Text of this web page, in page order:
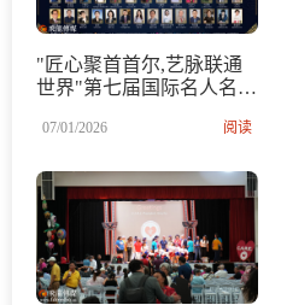
"匠心聚首首尔,艺脉联通
世界"第七届国际名人名匠
韩民国国会议员会馆成功
07/01/2026 阅读